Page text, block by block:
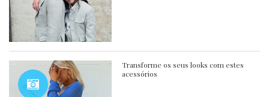
Transforme os seus looks com estes
acessórios